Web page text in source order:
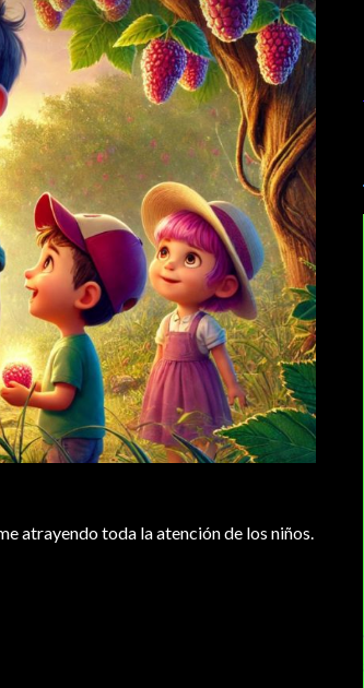
atrayendo toda la atención de los niños.